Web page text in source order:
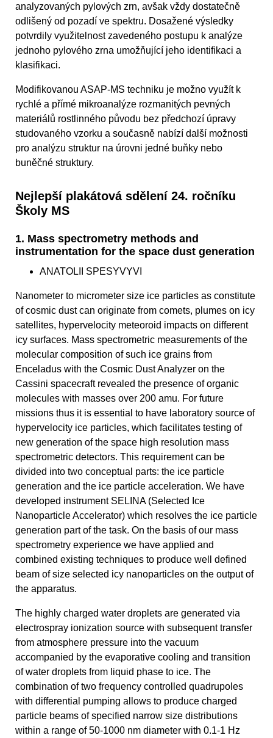
analyzovaných pylových zrn, avšak vždy dostatečně
odlišený od pozadí ve spektru. Dosažené výsledky
potvrdily využitelnost zavedeného postupu k analýze
jednoho pylového zrna umožňující jeho identifikaci a
klasifikaci.
Modifikovanou ASAP-MS techniku je možno využít k
rychlé a přímé mikroanalýze rozmanitých pevných
materiálů rostlinného původu bez předchozí úpravy
studovaného vzorku a současně nabízí další možnosti
pro analýzu struktur na úrovni jedné buňky nebo
buněčné struktury.
Nejlepší plakátová sdělení 24. ročníku
Školy MS
1. Mass spectrometry methods and
instrumentation for the space dust generation
ANATOLII SPESYVYVI
Nanometer to micrometer size ice particles as constitute
of cosmic dust can originate from comets, plumes on icy
satellites, hypervelocity meteoroid impacts on different
icy surfaces. Mass spectrometric measurements of the
molecular composition of such ice grains from
Enceladus with the Cosmic Dust Analyzer on the
Cassini spacecraft revealed the presence of organic
molecules with masses over 200 amu. For future
missions thus it is essential to have laboratory source of
hypervelocity ice particles, which facilitates testing of
new generation of the space high resolution mass
spectrometric detectors. This requirement can be
divided into two conceptual parts: the ice particle
generation and the ice particle acceleration. We have
developed instrument SELINA (Selected Ice
Nanoparticle Accelerator) which resolves the ice particle
generation part of the task. On the basis of our mass
spectrometry experience we have applied and
combined existing techniques to produce well defined
beam of size selected icy nanoparticles on the output of
the apparatus.
The highly charged water droplets are generated via
electrospray ionization source with subsequent transfer
from atmosphere pressure into the vacuum
accompanied by the evaporative cooling and transition
of water droplets from liquid phase to ice. The
combination of two frequency controlled quadrupoles
with differential pumping allows to produce charged
particle beams of specified narrow size distributions
within a range of 50-1000 nm diameter with 0.1-1 Hz